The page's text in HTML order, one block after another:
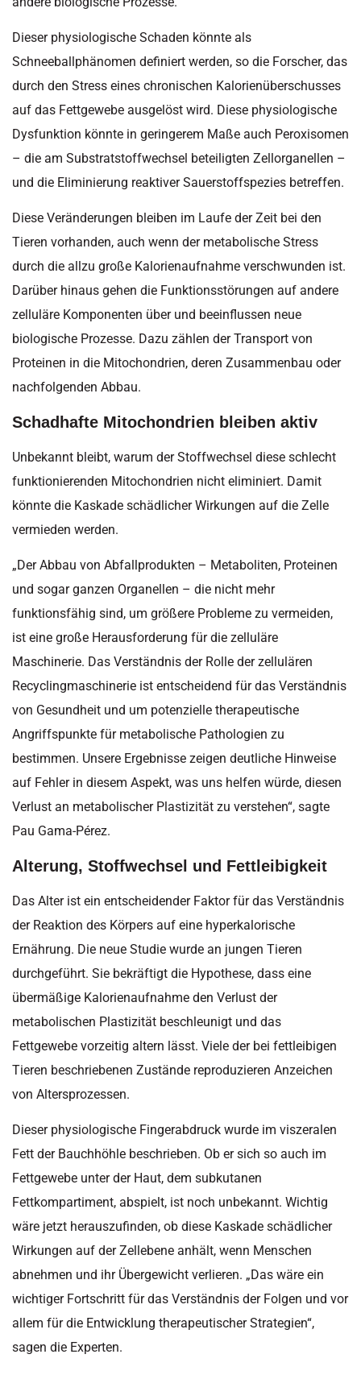
Dieser physiologische Schaden könnte als
Schneeballphänomen definiert werden, so die Forscher, das
durch den Stress eines chronischen Kalorienüberschusses
auf das Fettgewebe ausgelöst wird. Diese physiologische
Dysfunktion könnte in geringerem Maße auch Peroxisomen
– die am Substratstoffwechsel beteiligten Zellorganellen –
und die Eliminierung reaktiver Sauerstoffspezies betreffen.
Diese Veränderungen bleiben im Laufe der Zeit bei den
Tieren vorhanden, auch wenn der metabolische Stress
durch die allzu große Kalorienaufnahme verschwunden ist.
Darüber hinaus gehen die Funktionsstörungen auf andere
zelluläre Komponenten über und beeinflussen neue
biologische Prozesse. Dazu zählen der Transport von
Proteinen in die Mitochondrien, deren Zusammenbau oder
nachfolgenden Abbau.
Schadhafte Mitochondrien bleiben aktiv
Unbekannt bleibt, warum der Stoffwechsel diese schlecht
funktionierenden Mitochondrien nicht eliminiert. Damit
könnte die Kaskade schädlicher Wirkungen auf die Zelle
vermieden werden.
„Der Abbau von Abfallprodukten – Metaboliten, Proteinen
und sogar ganzen Organellen – die nicht mehr
funktionsfähig sind, um größere Probleme zu vermeiden,
ist eine große Herausforderung für die zelluläre
Maschinerie. Das Verständnis der Rolle der zellulären
Recyclingmaschinerie ist entscheidend für das Verständnis
von Gesundheit und um potenzielle therapeutische
Angriffspunkte für metabolische Pathologien zu
bestimmen. Unsere Ergebnisse zeigen deutliche Hinweise
auf Fehler in diesem Aspekt, was uns helfen würde, diesen
Verlust an metabolischer Plastizität zu verstehen“, sagte
Pau Gama-Pérez.
Alterung, Stoffwechsel und Fettleibigkeit
Das Alter ist ein entscheidender Faktor für das Verständnis
der Reaktion des Körpers auf eine hyperkalorische
Ernährung. Die neue Studie wurde an jungen Tieren
durchgeführt. Sie bekräftigt die Hypothese, dass eine
übermäßige Kalorienaufnahme den Verlust der
metabolischen Plastizität beschleunigt und das
Fettgewebe vorzeitig altern lässt. Viele der bei fettleibigen
Tieren beschriebenen Zustände reproduzieren Anzeichen
von Altersprozessen.
Dieser physiologische Fingerabdruck wurde im viszeralen
Fett der Bauchhöhle beschrieben. Ob er sich so auch im
Fettgewebe unter der Haut, dem subkutanen
Fettkompartiment, abspielt, ist noch unbekannt. Wichtig
wäre jetzt herauszufinden, ob diese Kaskade schädlicher
Wirkungen auf der Zellebene anhält, wenn Menschen
abnehmen und ihr Übergewicht verlieren. „Das wäre ein
wichtiger Fortschritt für das Verständnis der Folgen und vor
allem für die Entwicklung therapeutischer Strategien“,
sagen die Experten.